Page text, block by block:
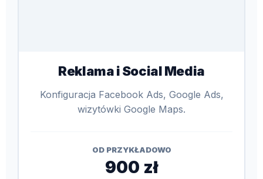
Reklama i Social Media
Konfiguracja Facebook Ads, Google Ads,
wizytówki Google Maps.
OD PRZYKŁADOWO
900 zł